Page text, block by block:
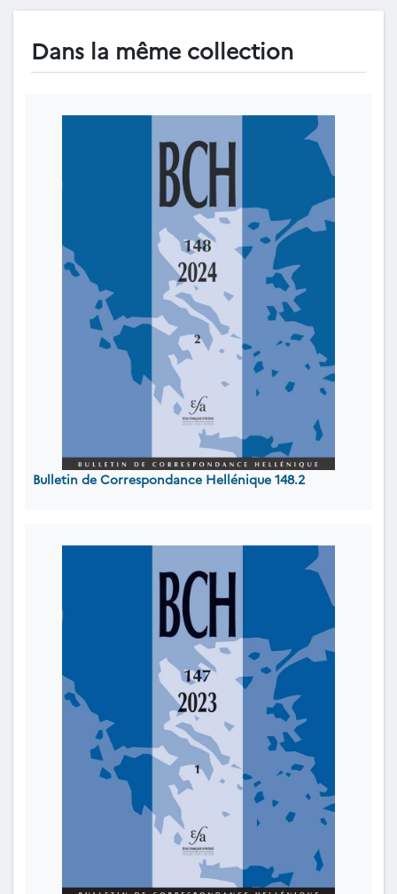
Dans la même collection
Bulletin de Correspondance Hellénique 148.2